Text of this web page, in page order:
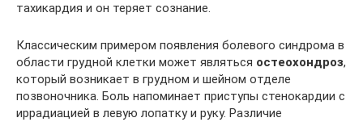
тахикардия и он теряет сознание.
Классическим примером появления болевого синдрома в
области грудной клетки может являться остеохондроз,
который возникает в грудном и шейном отделе
позвоночника. Боль напоминает приступы стенокардии с
иррадиацией в левую лопатку и руку. Различие